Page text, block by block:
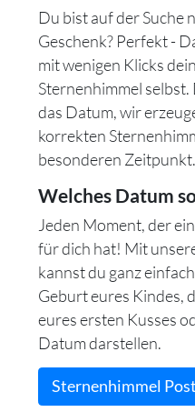
Du bist auf der Suche
Geschenk? Perfekt -
mit wenigen Klicks
Sternenhimmel
das Datum, wir
korrekten
besonderen Zeitpunkt.
Welches Datum
Jeden Moment, der
für dich hat! Mit
kannst du ganz
Geburt eures Kindes,
eures ersten Kusses
Datum darstellen.
Sternenhimmel